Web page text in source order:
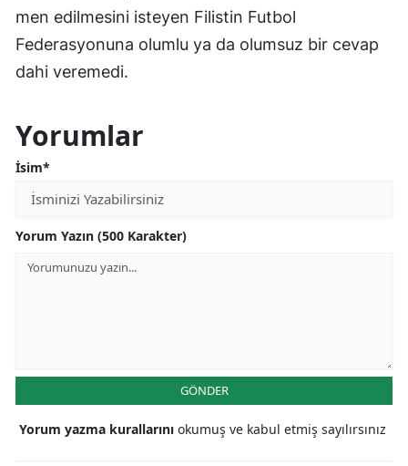
men edilmesini isteyen Filistin Futbol
Federasyonuna olumlu ya da olumsuz bir cevap
dahi veremedi.
Yorumlar
İsim*
Yorum Yazın (500 Karakter)
GÖNDER
Yorum yazma kurallarını okumuş ve kabul etmiş sayılırsınız